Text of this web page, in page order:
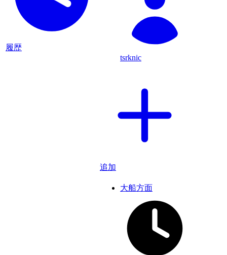
履歴
tsrknic
追加
大船方面